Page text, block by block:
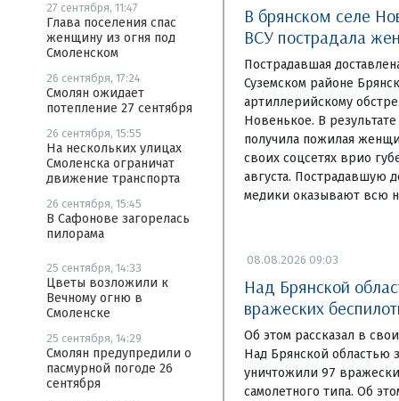
27 сентября, 11:47
Глава поселения спас
женщину из огня под
Смоленском
26 сентября, 17:24
Смолян ожидает
потепление 27 сентября
26 сентября, 15:55
На нескольких улицах
Смоленска ограничат
движение транспорта
26 сентября, 15:45
В Сафонове загорелась
пилорама
25 сентября, 14:33
Цветы возложили к
Вечному огню в
Смоленске
25 сентября, 14:29
Смолян предупредили о
пасмурной погоде 26
сентября
В брянском селе
ВСУ пострадала
Пострадавшая
Суземском районе
артиллерийскому
Новенькое. В
получила пожилая
своих соцсетях врио
августа. Пострадавшую
медики оказывают всю
08.08.2026 09:03
Над Брянской
вражеских
Об этом рассказал в
Над Брянской областью
уничтожили 97
самолетного типа. Об